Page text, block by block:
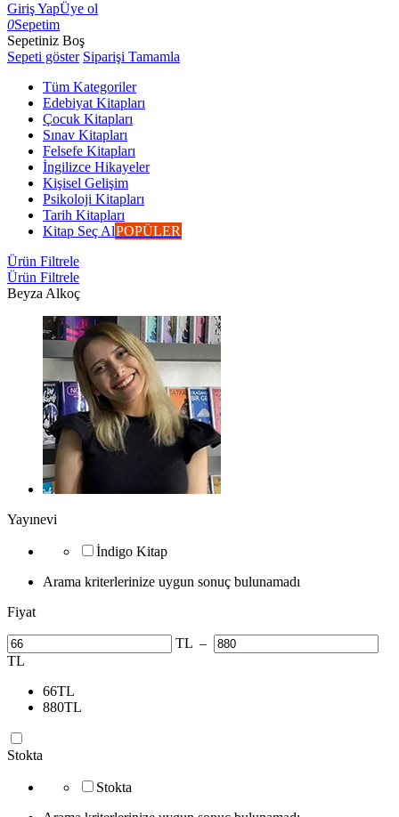
Giriş YapÜye ol
0Sepetim
Sepetiniz Boş
Sepeti göster Siparişi Tamamla
Tüm Kategoriler
Edebiyat Kitapları
Çocuk Kitapları
Sınav Kitapları
Felsefe Kitapları
İngilizce Hikayeler
Kişisel Gelişim
Psikoloji Kitapları
Tarih Kitapları
Kitap Seç AlPOPÜLER
Ürün Filtrele
Ürün Filtrele
Beyza Alkoç
Yayınevi
İndigo Kitap
Arama kriterlerinize uygun sonuç bulunamadı
Fiyat
TL –
TL
66TL
880TL
Stokta
Stokta